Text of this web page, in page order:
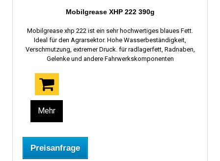
Mobilgrease XHP 222 390g
Mobilgrease xhp 222 ist ein sehr hochwertiges blaues Fett.
Ideal für den Agrarsektor. Hohe Wasserbeständigkeit,
Verschmutzung, extremer Druck. für radlagerfett, Radnaben,
Gelenke und andere Fahrwerkskomponenten
Mehr
Preisanfrage